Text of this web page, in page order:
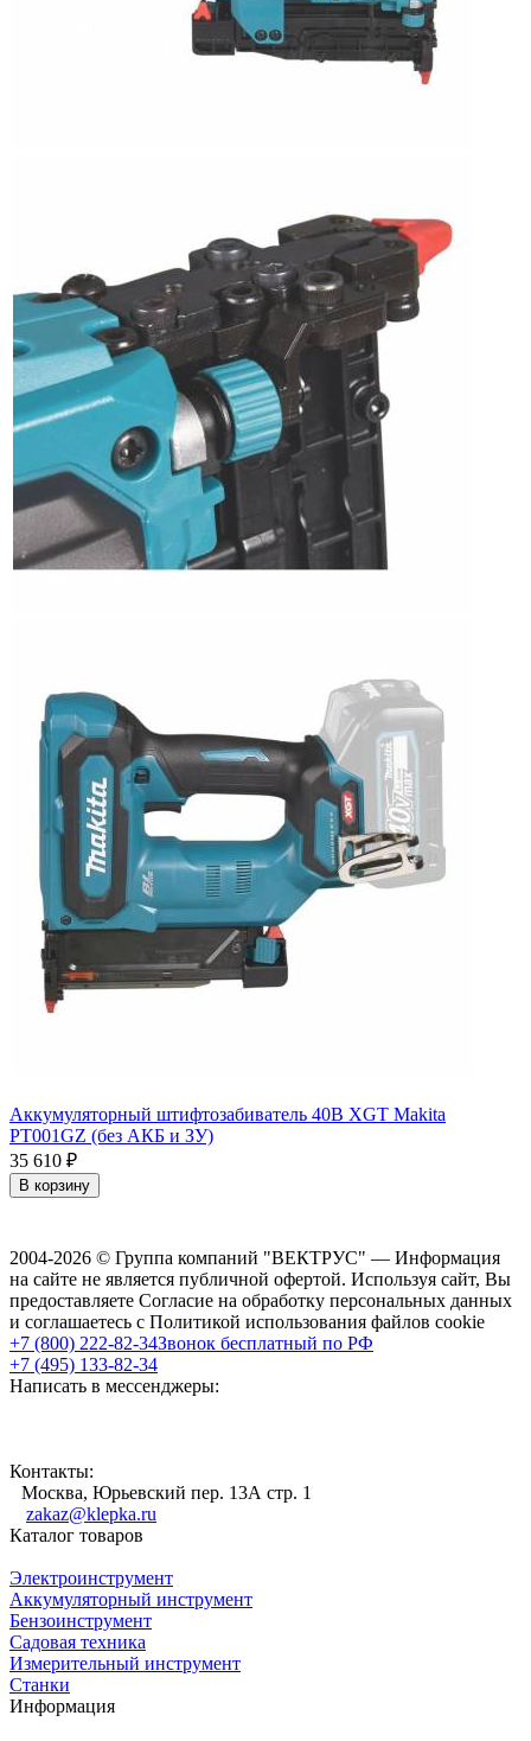
Аккумуляторный штифтозабиватель 40В XGT Makita
PT001GZ (без АКБ и ЗУ)
35 610 ₽
В корзину
2004-2026 © Группа компаний "ВЕКТРУС" — Информация
на сайте не является публичной офертой. Используя сайт, Вы
предоставляете Согласие на обработку персональных данных
и соглашаетесь с Политикой использования файлов cookie
+7 (800) 222-82-34Звонок бесплатный по РФ
+7 (495) 133-82-34
Написать в мессенджеры:
Контакты:
Москва, Юрьевский пер. 13А стр. 1
zakaz@klepka.ru
Каталог товаров
Электроинструмент
Аккумуляторный инструмент
Бензоинструмент
Садовая техника
Измерительный инструмент
Станки
Информация